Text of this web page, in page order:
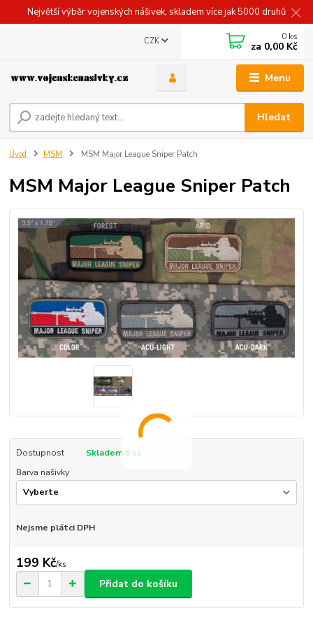
Největší výběr vojenských nášivek, skladem více jak 5000 druhů
Menu
CZK
Hledat
0 ks
za 0,00 Kč
Úvod MSM MSM Major League Sniper Patch
MSM Major League Sniper Patch
Dostupnost
Skladem 6 ks
Barva našivky
Nejsme plátci DPH
199 Kč/ks
Přidat do košíku